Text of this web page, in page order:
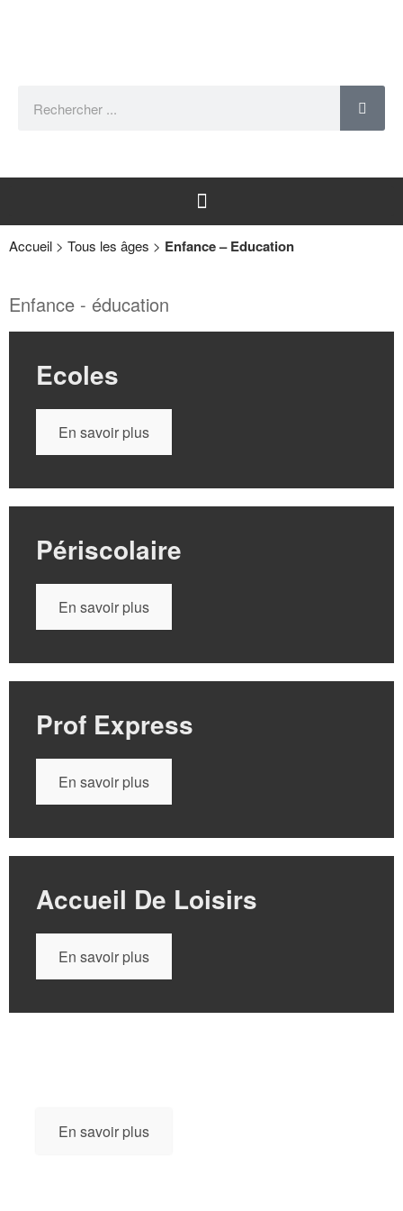
Accueil > Tous les âges > Enfance – Education
Enfance - éducation
Ecoles
En savoir plus
Périscolaire
En savoir plus
Prof Express
En savoir plus
Accueil De Loisirs
En savoir plus
En savoir plus